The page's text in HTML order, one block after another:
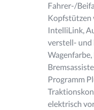
Fahrer-/
Kopfstützen
IntelliLink,
verstell- und
Programm
elektrisch